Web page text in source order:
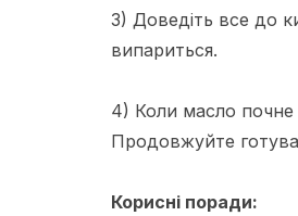
3) Доведіть все до
випариться.
4) Коли масло почне
Продовжуйте
Корисні поради: